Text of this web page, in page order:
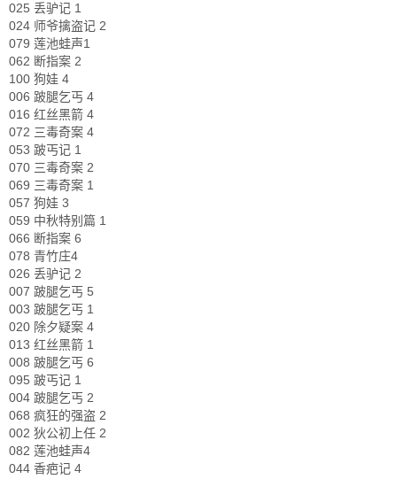
025 丢驴记 1
024 师爷擒盗记 2
079 莲池蛙声1
062 断指案 2
100 狗娃 4
006 跛腿乞丐 4
016 红丝黑箭 4
072 三毒奇案 4
053 跛丐记 1
070 三毒奇案 2
069 三毒奇案 1
057 狗娃 3
059 中秋特别篇 1
066 断指案 6
078 青竹庄4
026 丢驴记 2
007 跛腿乞丐 5
003 跛腿乞丐 1
020 除夕疑案 4
013 红丝黑箭 1
008 跛腿乞丐 6
095 跛丐记 1
004 跛腿乞丐 2
068 疯狂的强盗 2
002 狄公初上任 2
082 莲池蛙声4
044 香疤记 4